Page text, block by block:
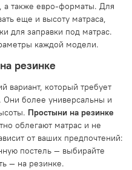
а также евро-форматы. Для
еще и высоту матраса,
для заправки под матрас.
каждой модели.
резинке
вариант, который требует
Они более универсальны и
Простыни на резинке
облегают матрас и не
от ваших предпочтений:
постель — выбирайте
— на резинке.